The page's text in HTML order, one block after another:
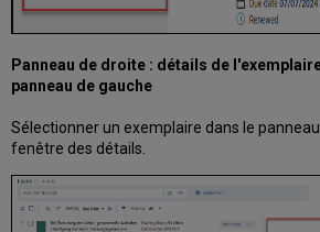
usagers
Voir
activités
du
réseau
services
Panneau de droite : détails de
panneau de gauche
Sélectionner un exemplaire dans le
fenêtre des détails.